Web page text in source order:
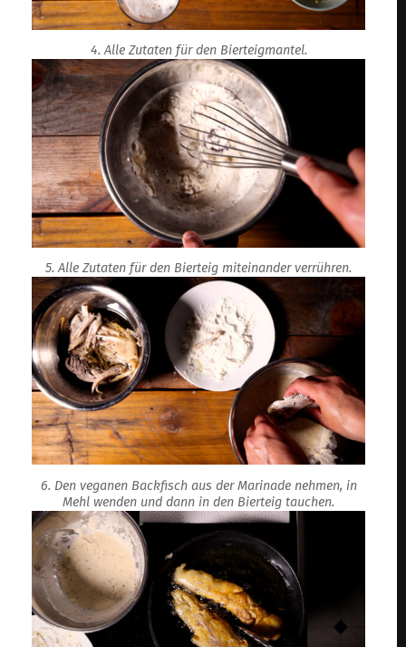
4. Alle Zutaten für den Bierteigmantel.
5. Alle Zutaten für den Bierteig miteinander verrühren.
6. Den veganen Backfisch aus der Marinade nehmen, in
Mehl wenden und dann in den Bierteig tauchen.